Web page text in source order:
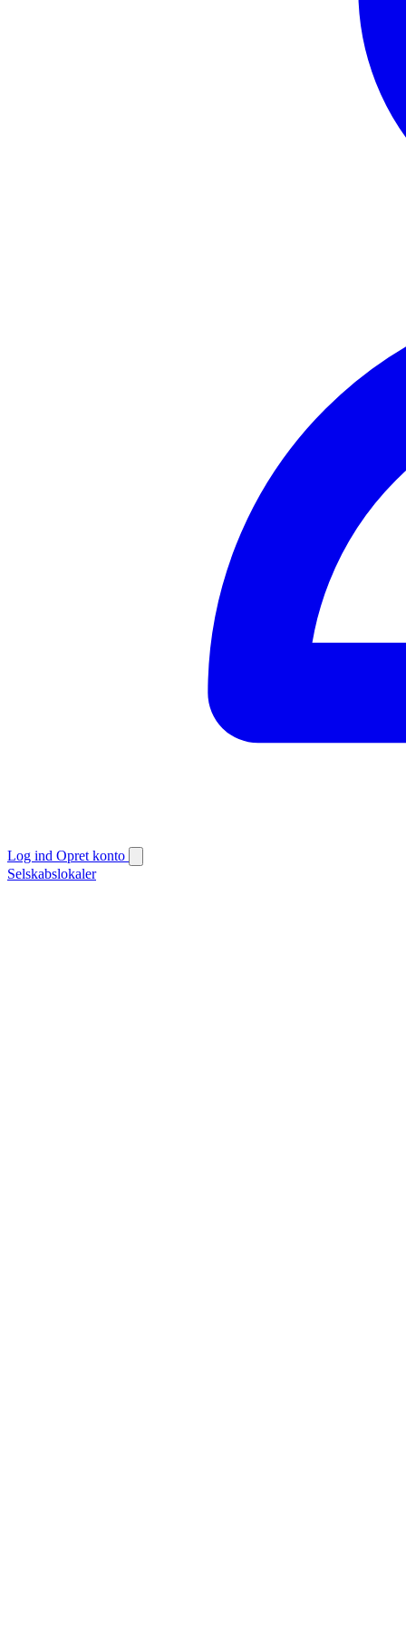
Log ind Opret konto
Selskabslokaler